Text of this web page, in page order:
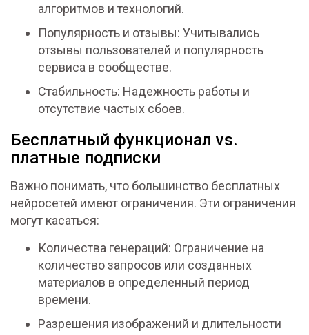
алгоритмов и технологий.
Популярность и отзывы: Учитывались
отзывы пользователей и популярность
сервиса в сообществе.
Стабильность: Надежность работы и
отсутствие частых сбоев.
Бесплатный функционал vs.
платные подписки
Важно понимать, что большинство бесплатных
нейросетей имеют ограничения. Эти ограничения
могут касаться:
Количества генераций: Ограничение на
количество запросов или созданных
материалов в определенный период
времени.
Разрешения изображений и длительности